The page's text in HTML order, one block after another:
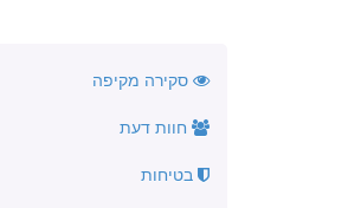
סקירה מקיפה
חוות דעת
בטיחות